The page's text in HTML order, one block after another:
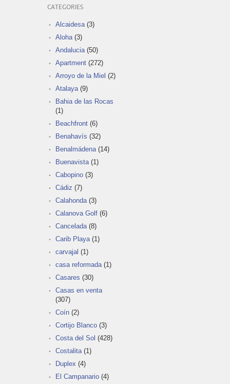
CATEGORIES
Alcaidesa (3)
Aloha (3)
Andalucia (50)
Apartment (272)
Arroyo de la Miel (2)
Atalaya (9)
Bahia de las Rocas
(1)
Beachfront (6)
Benahavís (32)
Benalmádena (14)
Buenavista (1)
Cabopino (3)
Cádiz (7)
Calahonda (3)
Calanova Golf (6)
Cancelada (8)
Carib Playa (1)
carvajal (1)
casa reformada (1)
Casares (30)
Casas en venta
(307)
Coín (2)
Cortijo Blanco (3)
Costa del Sol (428)
Costalita (1)
Duplex (4)
El Campanario (4)